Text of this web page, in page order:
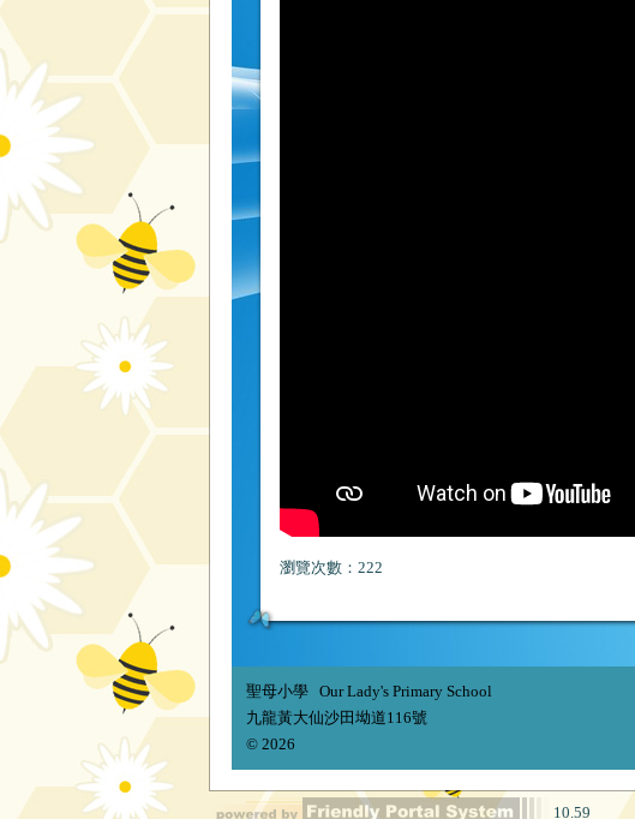
瀏覽次數：222
聖母小學 Our Lady's Primary School
九龍黃大仙沙田坳道116號
© 2026
10.59